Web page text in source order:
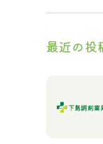
最近の投